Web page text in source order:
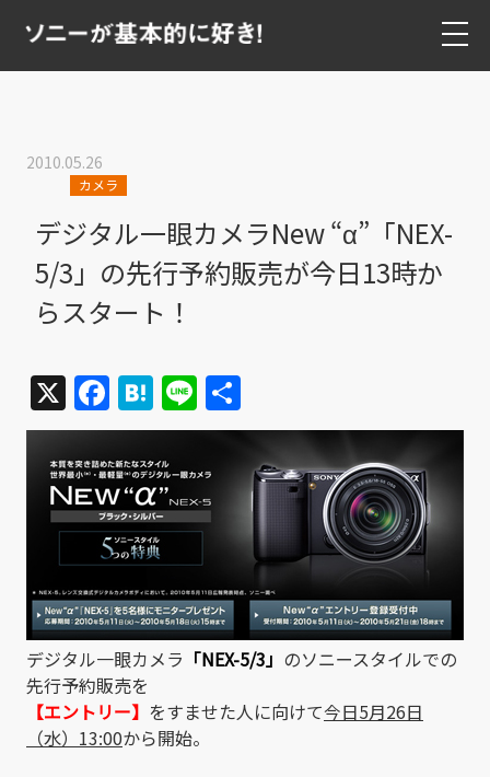
2010.05.26
カメラ
デジタル一眼カメラNew “α”「NEX-
5/3」の先行予約販売が今日13時か
らスタート！
X Facebook
Hatena
Line
有
デジタル一眼カメラ 「NEX-5/3」 のソニースタイルでの
先行予約販売を
【エントリー】 をすませた人に向けて今日5月26日
（水）13:00から開始。